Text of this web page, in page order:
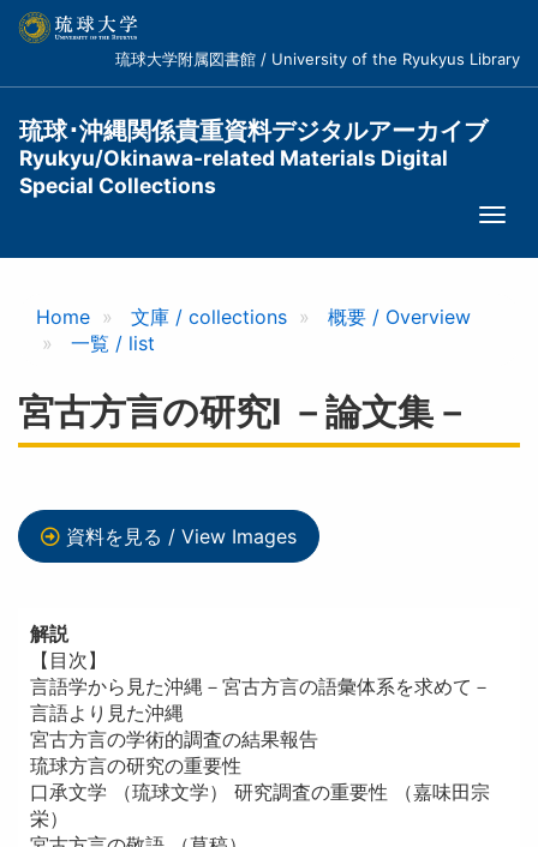
コ
琉球大学附属図書館 / University of the Ryukyus Library
琉球･沖縄関係貴重資料デジタルアーカイブ
Ryukyu/Okinawa-related Materials Digital
Special Collections
Home 文庫 / collections
概要 / Overview
一覧 / list
宮古方言の研究I －論文集－
資料を見る / View Images
解説
【目次】
言語学から見た沖縄－宮古方言の語彙体系を求めて－
言語より見た沖縄
宮古方言の学術的調査の結果報告
琉球方言の研究の重要性
口承文学 （琉球文学） 研究調査の重要性 （嘉味田宗
栄）